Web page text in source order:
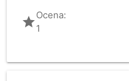
gradeOcena:
1